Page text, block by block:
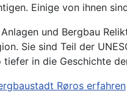
Einige von ihnen
und Bergbau
Sie sind Teil der
tiefer in die Geschichte
Røros erfahren